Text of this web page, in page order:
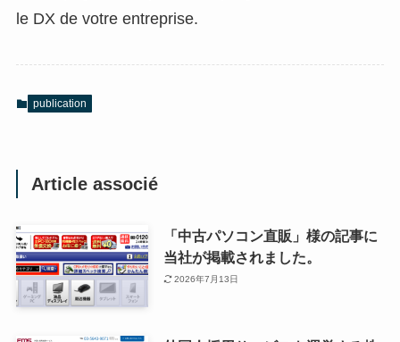
le DX de votre entreprise.
publication
Article associé
「中古パソコン直販」様の記事に
当社が掲載されました。
2026年7月13日